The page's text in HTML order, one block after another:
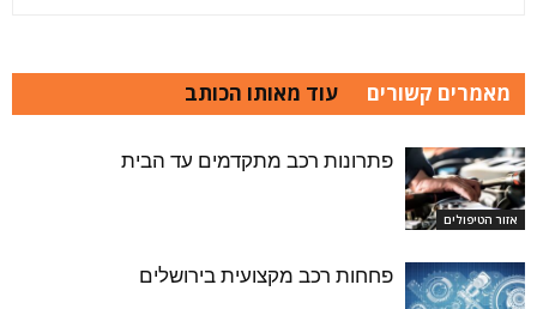
מאמרים קשורים עוד מאותו הכותב
אזור הטיפולים
פתרונות רכב מתקדמים עד הבית
פחחות רכב מקצועית בירושלים